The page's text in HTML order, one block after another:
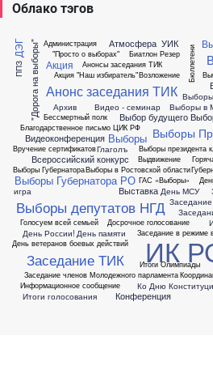
Облако тэгов
"Дорога на выборы" "Просто о выборах"
Администрация
Акция
Акция "Наш избиратель"
Анонс заседания ТИК
Анонсы заседания ТИК
Архив
Атмосфера
Бессмертный полк
Биатлон
Благодарственное письмо ЦИК РФ
Бюллетени
Видео - семинар
Видеоконференция
Возложение
Вручение сертификатов
Всероссийский конкурс
Выбор будущего
Выборы
Выборы Губернатора
Выборы Губернатора РО
Выборы
Выборы в
Выборы в Ростовской области
Выборы
Выборы депутатов НГД
Выборы президента
Выдвижение
Выставка
ГАС «Выборы»
Глаголъ
Голосуем всей семьей
ДЭГ
День МСУ
День России!
День ветеранов боевых действий
День памяти
Досрочное голосование
Заседание
Заседание ТИК
Заседание в режиме
Заседание членов Молодежного парламента
ИК
Информационное сообщение
Итоги Олимпиады
Итоги голосования
Ко Дню
Конференция
ППЗ
Резер
УИК
игра